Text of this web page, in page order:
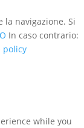
la navigazione. Si
In caso contrario:
policy
while you